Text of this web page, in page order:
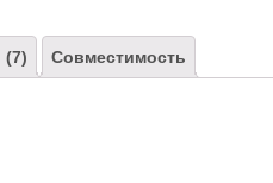
Совместимость